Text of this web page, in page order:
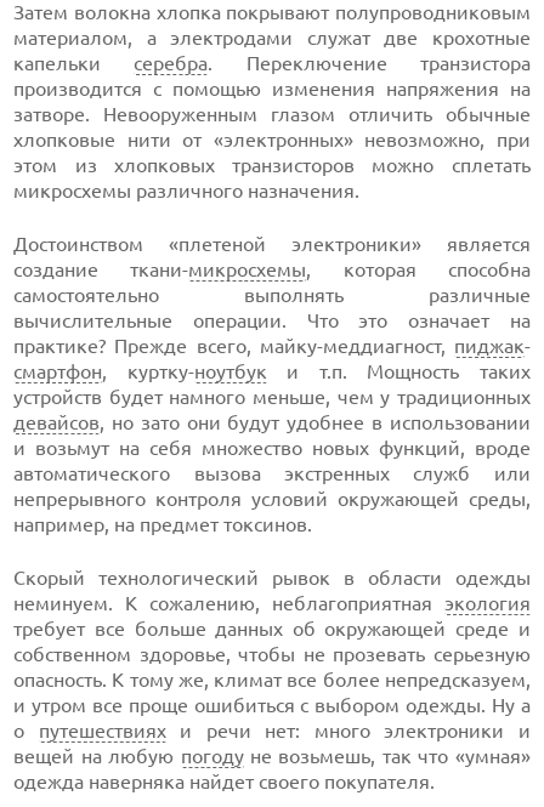
Затем волокна хлопка покрывают полупроводниковым
материалом, а электродами служат две крохотные
капельки серебра. Переключение транзистора
производится с помощью изменения напряжения на
затворе. Невооруженным глазом отличить обычные
хлопковые нити от «электронных» невозможно, при
этом из хлопковых транзисторов можно сплетать
микросхемы различного назначения.
Достоинством «плетеной электроники» является
создание ткани-микросхемы, которая способна
самостоятельно выполнять различные
вычислительные операции. Что это означает на
практике? Прежде всего, майку-меддиагност, пиджак-
смартфон, куртку-ноутбук и т.п. Мощность таких
устройств будет намного меньше, чем у традиционных
девайсов, но зато они будут удобнее в использовании
и возьмут на себя множество новых функций, вроде
автоматического вызова экстренных служб или
непрерывного контроля условий окружающей среды,
например, на предмет токсинов.
Скорый технологический рывок в области одежды
неминуем. К сожалению, неблагоприятная экология
требует все больше данных об окружающей среде и
собственном здоровье, чтобы не прозевать серьезную
опасность. К тому же, климат все более непредсказуем,
и утром все проще ошибиться с выбором одежды. Ну а
о путешествияхи речи нет: много электроники и
вещей на любую погодуне возьмешь, так что «умная»
одежда наверняка найдет своего покупателя.